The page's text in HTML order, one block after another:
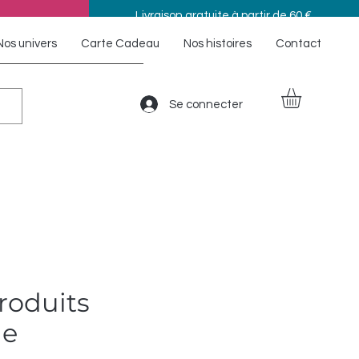
Livraison gratuite à partir de 60 €
univers Carte Cadeau Nos histoires Contact
Se connecter